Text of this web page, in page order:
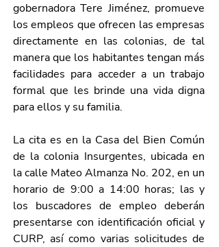
gobernadora Tere Jiménez, promueve
los empleos que ofrecen las empresas
directamente en las colonias, de tal
manera que los habitantes tengan más
facilidades para acceder a un trabajo
formal que les brinde una vida digna
para ellos y su familia.
La cita es en la Casa del Bien Común
de la colonia Insurgentes, ubicada en
la calle Mateo Almanza No. 202, en un
horario de 9:00 a 14:00 horas; las y
los buscadores de empleo deberán
presentarse con identificación oficial y
CURP, así como varias solicitudes de